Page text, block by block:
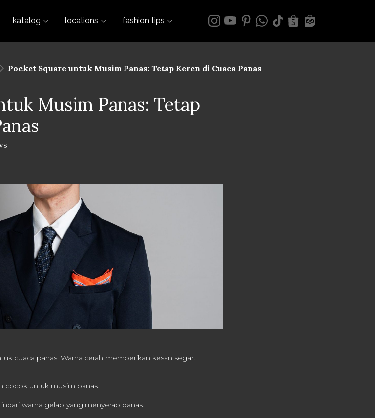
katalog locations fashion tips
Pocket Square untuk Musim Panas: Tetap Keren di Cuaca Panas
Musim Panas: Tetap
cuaca panas. Warna cerah memberikan kesan segar.
cocok untuk musim panas.
warna gelap yang menyerap panas.